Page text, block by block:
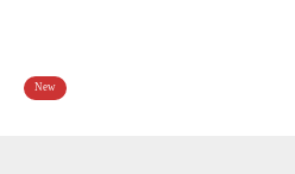
New